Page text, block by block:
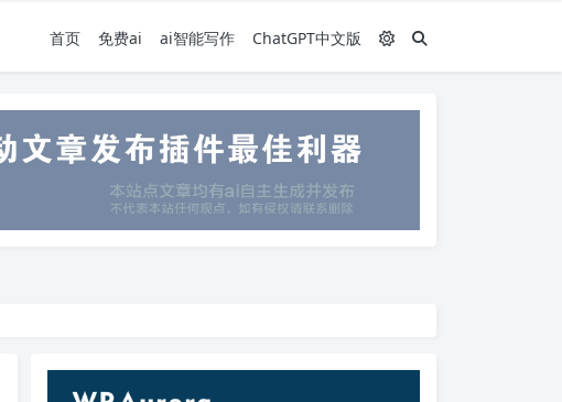
首页 免费ai ai智能写作 ChatGPT中文版